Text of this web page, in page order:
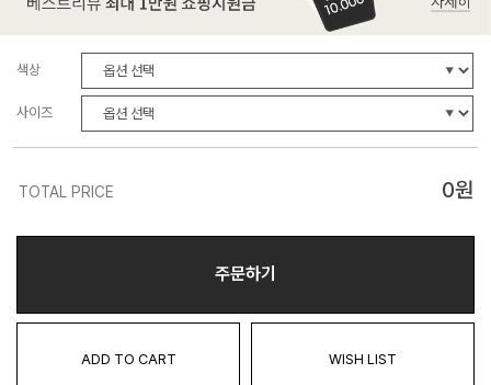
색상
사이즈
TOTAL PRICE 0원
주문하기
ADD TO CART WISH LIST